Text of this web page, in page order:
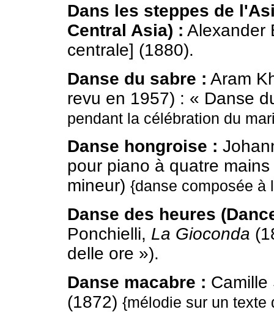
Dans les steppes de
Central Asia) : Alexander
centrale] (1880).
Danse du sabre : Aram
revu en 1957) : « Danse
pendant la célébration du
Danse hongroise :
pour piano à quatre
mineur) {danse composée à
Danse des heures
Ponchielli, La Gioconda
delle ore »).
Danse macabre :
(1872) {mélodie sur un texte